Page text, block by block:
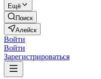
Ещё
Поиск
Алейск
Войти
Войти
Зарегистрироваться